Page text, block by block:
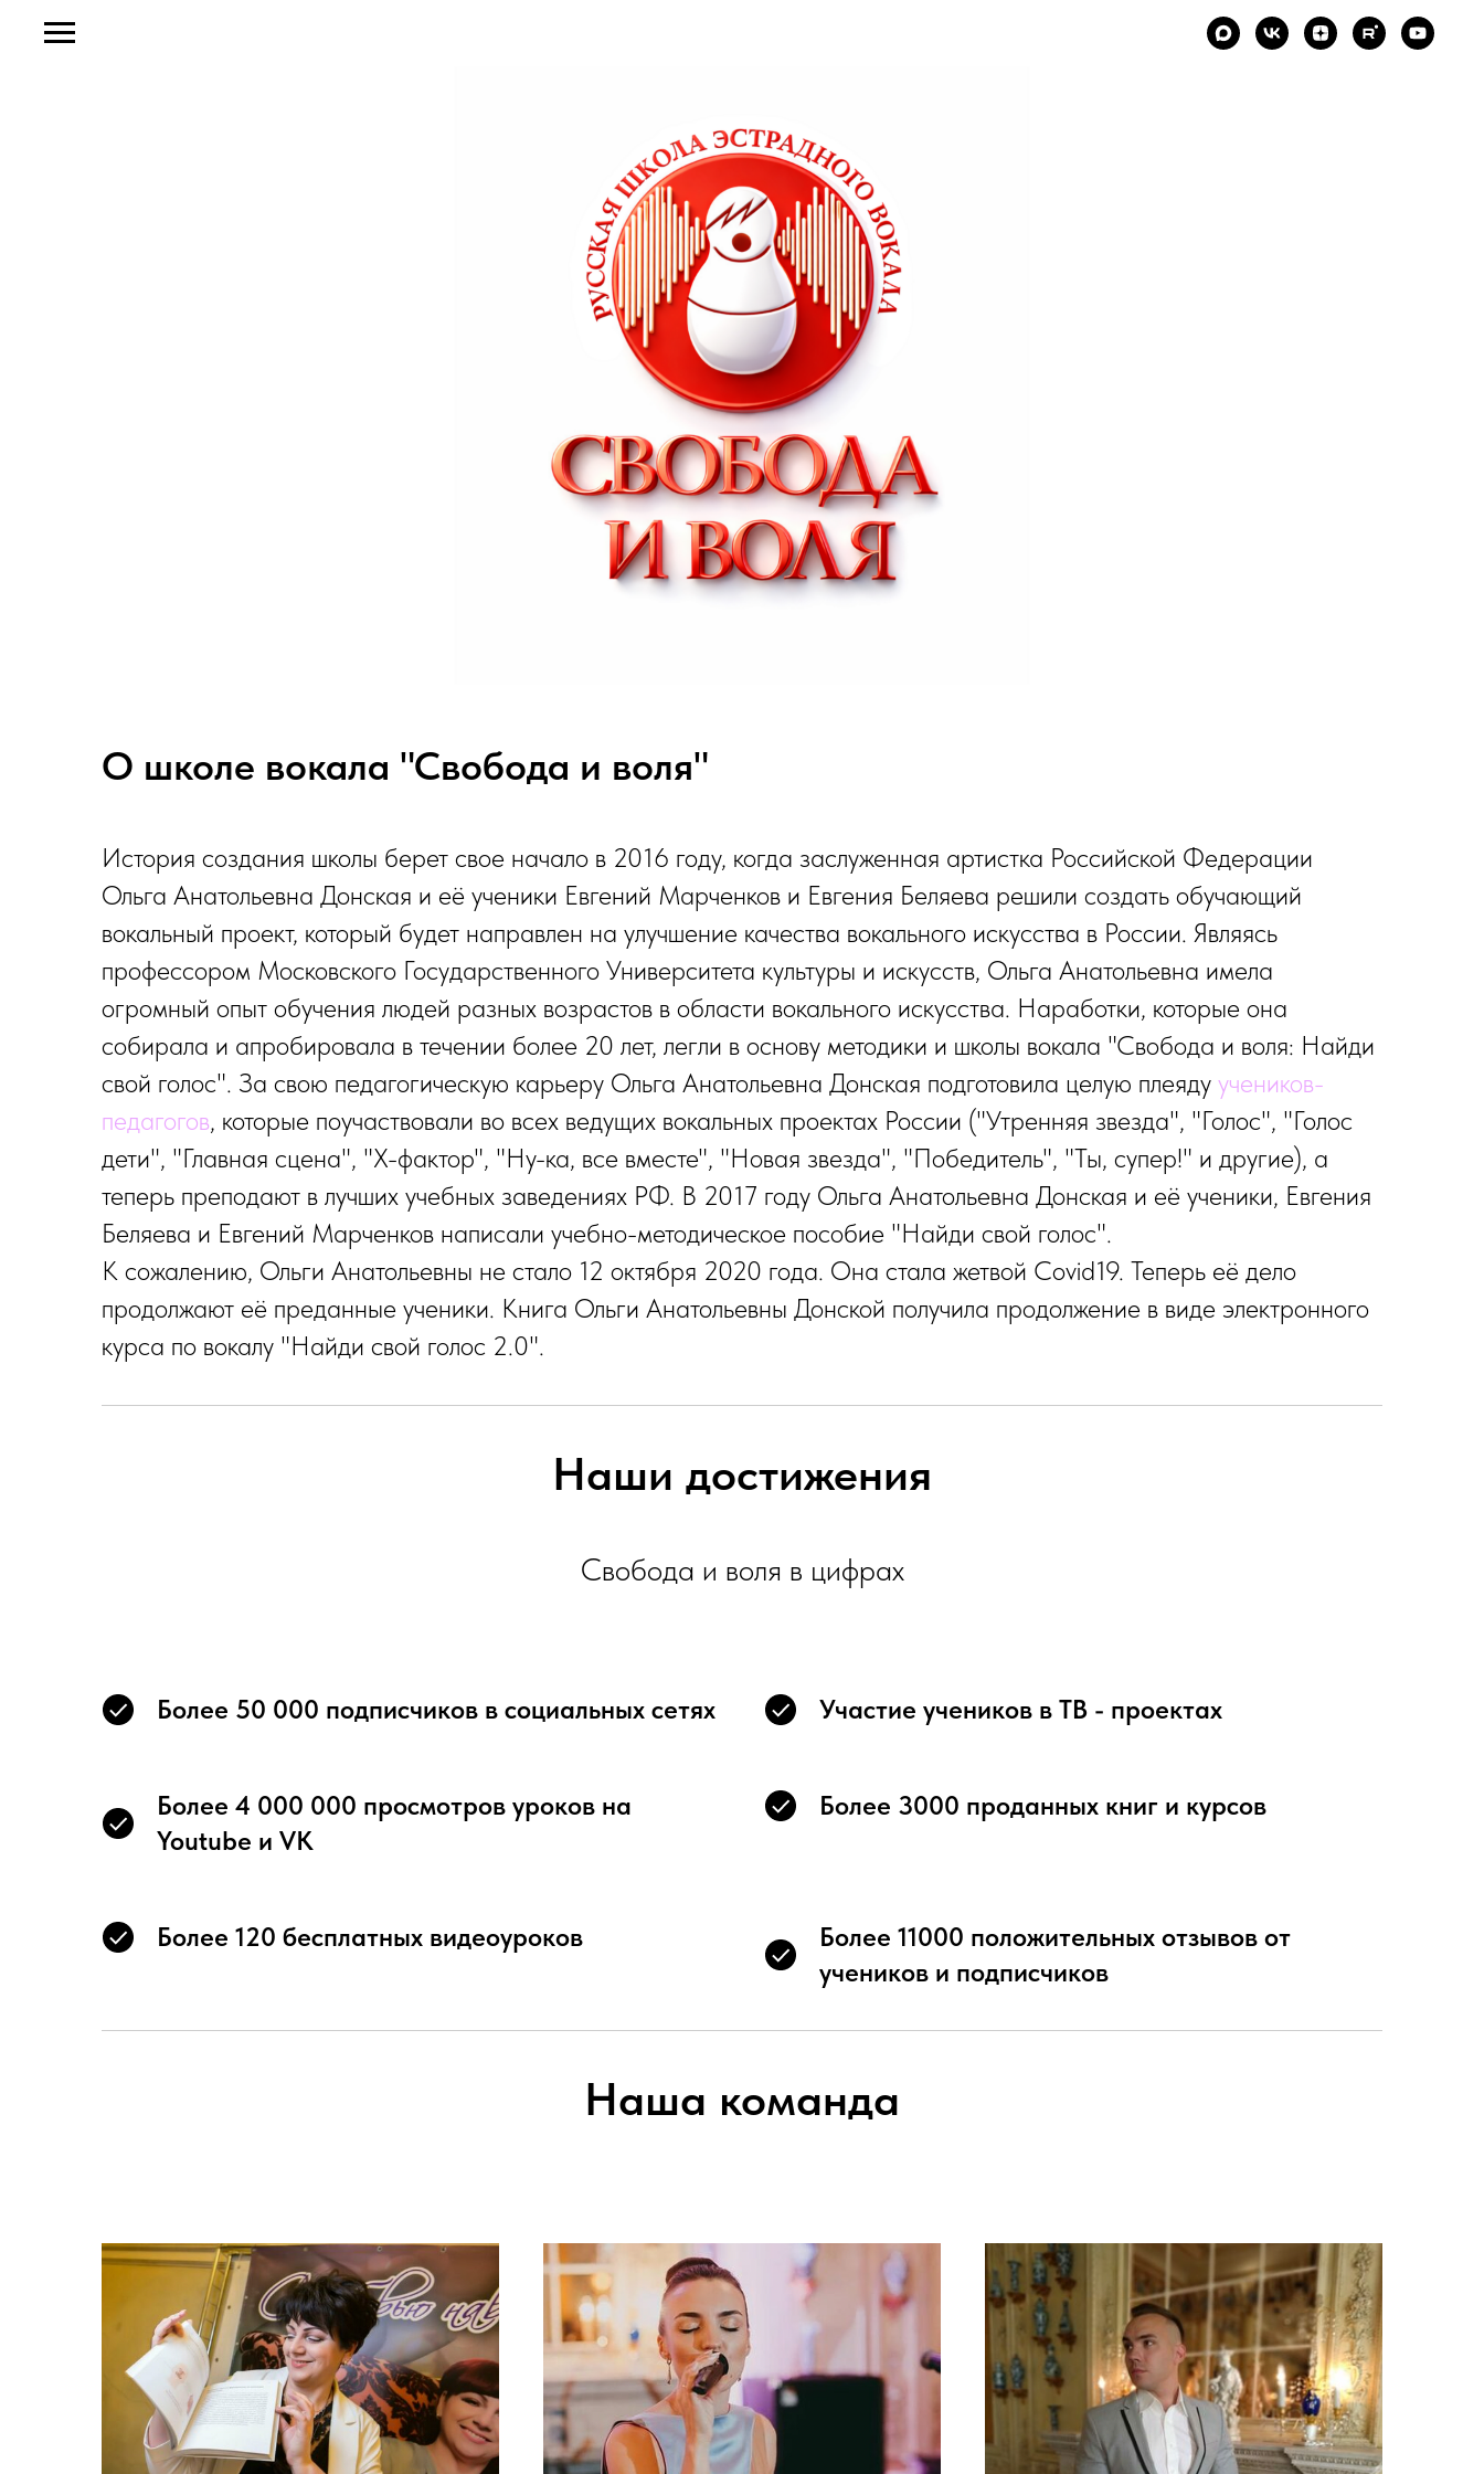
О школе вокала "Свобода и воля"
История создания школы берет свое начало в 2016 году, когда заслуженная артистка Российской Федерации
Ольга Анатольевна Донская и её ученики Евгений Марченков и Евгения Беляева решили создать обучающий
вокальный проект, который будет направлен на улучшение качества вокального искусства в России. Являясь
профессором Московского Государственного Университета культуры и искусств, Ольга Анатольевна имела
огромный опыт обучения людей разных возрастов в области вокального искусства. Наработки, которые она
собирала и апробировала в течении более 20 лет, легли в основу методики и школы вокала "Свобода и воля: Найди
свой голос". За свою педагогическую карьеру Ольга Анатольевна Донская подготовила целую плеяду учеников-
педагогов, которые поучаствовали во всех ведущих вокальных проектах России ("Утренняя звезда", "Голос", "Голос
дети", "Главная сцена", "Х-фактор", "Ну-ка, все вместе", "Новая звезда", "Победитель", "Ты, супер!" и другие), а
теперь преподают в лучших учебных заведениях РФ. В 2017 году Ольга Анатольевна Донская и её ученики, Евгения
Беляева и Евгений Марченков написали учебно-методическое пособие "Найди свой голос".
К сожалению, Ольги Анатольевны не стало 12 октября 2020 года. Она стала жетвой Covid19. Теперь её дело
продолжают её преданные ученики. Книга Ольги Анатольевны Донской получила продолжение в виде электронного
курса по вокалу "Найди свой голос 2.0".
Наши достижения
Свобода и воля в цифрах
Более 50 000 подписчиков в социальных сетях Участие учеников в ТВ - проектах
Более 4 000 000 просмотров уроков на
Youtube и VK
Более 3000 проданных книг и курсов
Более 120 бесплатных видеоуроков
Более 11000 положительных отзывов от
учеников и подписчиков
Наша команда